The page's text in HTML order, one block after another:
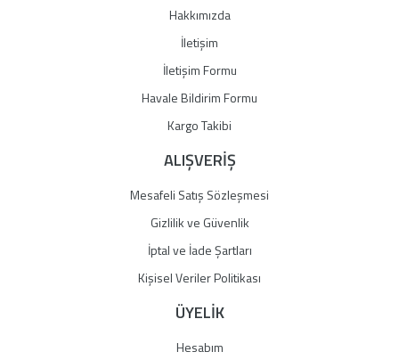
Hakkımızda
İletişim
İletişim Formu
Havale Bildirim Formu
Kargo Takibi
ALIŞVERİŞ
Mesafeli Satış Sözleşmesi
Gizlilik ve Güvenlik
İptal ve İade Şartları
Kişisel Veriler Politikası
ÜYELİK
Hesabım